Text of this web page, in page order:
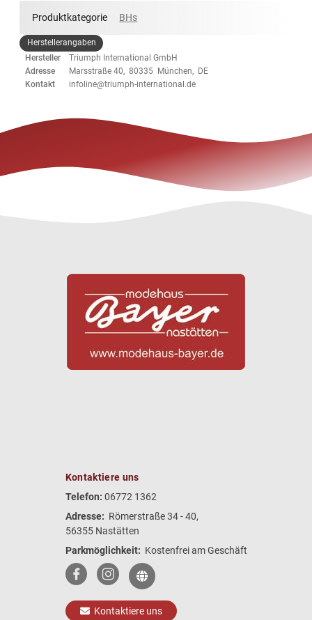
Produktkategorie BHs
Herstellerangaben
Hersteller
Triumph International GmbH
Adresse
Marsstraße 40, 80335 München, DE
Kontakt
infoline@triumph-international.de
Kontaktiere uns
Telefon: 06772 1362
Adresse: Römerstraße 34 - 40,
56355 Nastätten
Parkmöglichkeit: Kostenfrei am Geschäft
Kontaktiere uns